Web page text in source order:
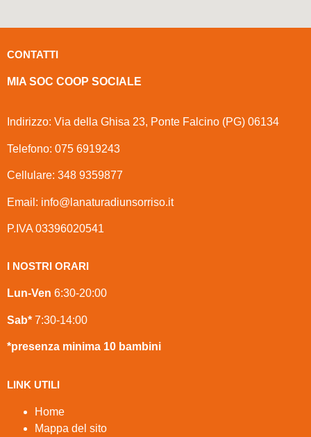
CONTATTI
MIA SOC COOP SOCIALE
Indirizzo: Via della Ghisa 23, Ponte Falcino (PG) 06134
Telefono: 075 6919243
Cellulare: 348 9359877
Email: info@lanaturadiunsorriso.it
P.IVA 03396020541
I NOSTRI ORARI
Lun-Ven 6:30-20:00
Sab* 7:30-14:00
*presenza minima 10 bambini
LINK UTILI
Home
Mappa del sito